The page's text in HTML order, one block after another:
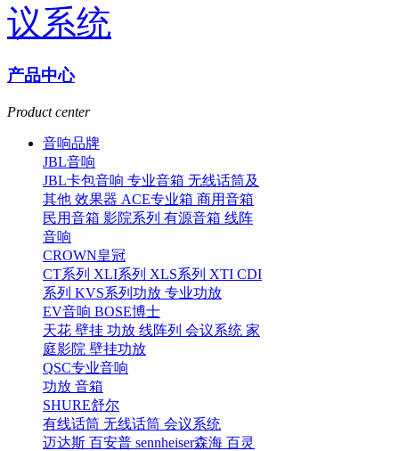
议系统
产品中心
Product center
音响品牌
JBL音响
JBL卡包音响 专业音箱 无线话筒及
其他 效果器 ACE专业箱 商用音箱
民用音箱 影院系列 有源音箱 线阵
音响
CROWN皇冠
CT系列 XLI系列 XLS系列 XTI CDI
系列 KVS系列功放 专业功放
EV音响 BOSE博士
天花 壁挂 功放 线阵列 会议系统 家
庭影院 壁挂功放
QSC专业音响
功放 音箱
SHURE舒尔
有线话筒 无线话筒 会议系统
迈达斯 百安普 sennheiser森海 百灵